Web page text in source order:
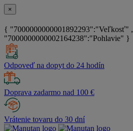
×
{ "7000000000001892293":"Veľkosť" ,
"7000000000002164238":"Pohlavie" }
Odpoveď na dopyt do 24 hodín
Doprava zadarmo nad 100 €
Vrátenie tovaru do 30 dní